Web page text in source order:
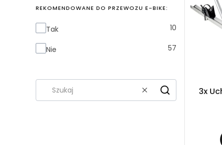
REKOMENDOWANE DO PRZEWOZU E-BIKE:
Rekomendowane do przewozu E-bike:
Tak 10
Nie 57
WyczyśćSzukaj 3x